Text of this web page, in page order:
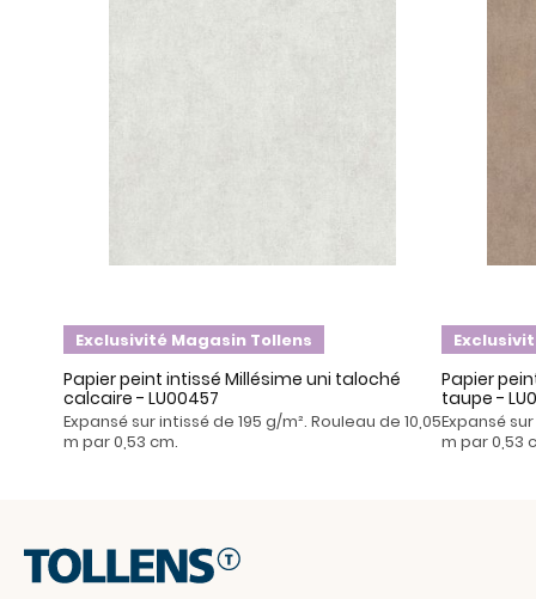
Exclusivité Magasin Tollens
Papier peint intissé Millésime uni taloché
calcaire - LU00457
Expansé sur intissé de 195 g/m². Rouleau de 10,05
m par 0,53 cm.
Papier
taupe -
Expansé
m par 0,53